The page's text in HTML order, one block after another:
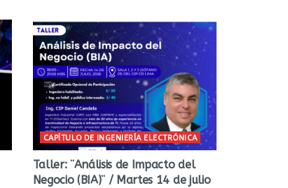
CAPÍTULO DE INGENIERÍA ELECTRÓNICA
Taller: ¨Análisis de Impacto del
Negocio (BIA)¨ / Martes 14 de julio